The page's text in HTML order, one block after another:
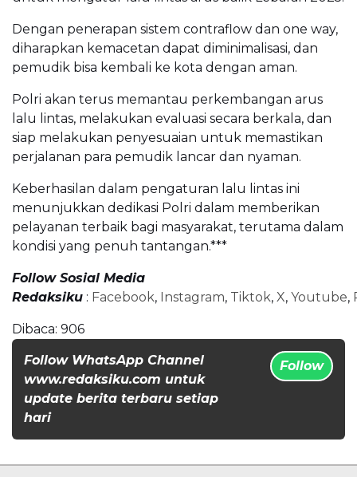
Dengan penerapan sistem contraflow dan one way,
diharapkan kemacetan dapat diminimalisasi, dan
pemudik bisa kembali ke kota dengan aman.
Polri akan terus memantau perkembangan arus
lalu lintas, melakukan evaluasi secara berkala, dan
siap melakukan penyesuaian untuk memastikan
perjalanan para pemudik lancar dan nyaman.
Keberhasilan dalam pengaturan lalu lintas ini
menunjukkan dedikasi Polri dalam memberikan
pelayanan terbaik bagi masyarakat, terutama dalam
kondisi yang penuh tantangan.***
Follow Sosial Media
Redaksiku : Facebook, Instagram, Tiktok, X, Youtube,
Dibaca: 906
Follow WhatsApp Channel
www.redaksiku.com untuk
update berita terbaru setiap
hari
Follow